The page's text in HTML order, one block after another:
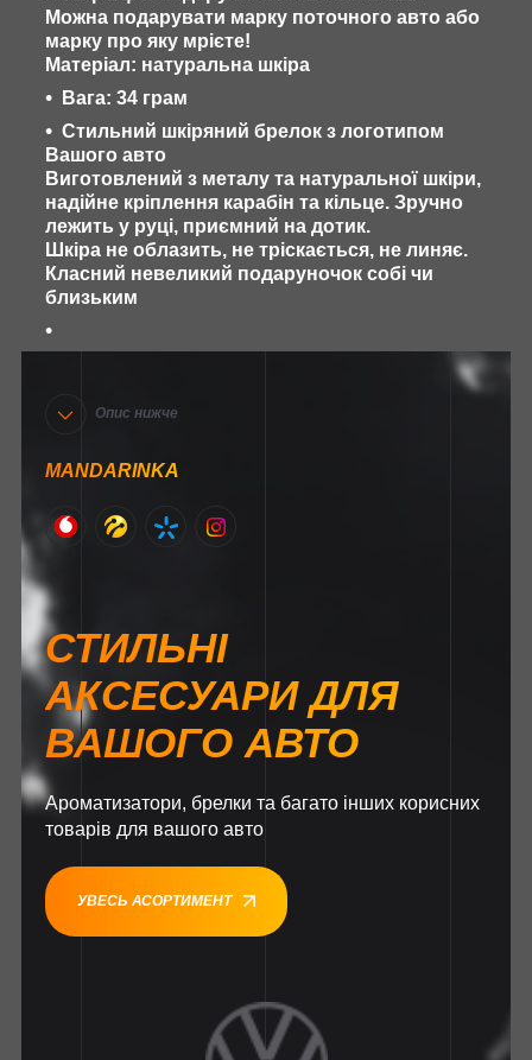
Можна подарувати марку поточного авто або
марку про яку мрієте!
Матеріал: натуральна шкіра
Вага: 34 грам
Стильний шкіряний брелок з логотипом
Вашого авто
Виготовлений з металу та натуральної шкіри,
надійне кріплення карабін та кільце. Зручно
лежить у руці, приємний на дотик.
Шкіра не облазить, не тріскається, не линяє.
Класний невеликий подаруночок собі чи
близьким
Опис нижче
MANDARINKA
СТИЛЬНІ
АКСЕСУАРИ ДЛЯ
ВАШОГО АВТО
Ароматизатори, брелки та багато інших корисних
товарів для вашого авто
УВЕСЬ АСОРТИМЕНТ